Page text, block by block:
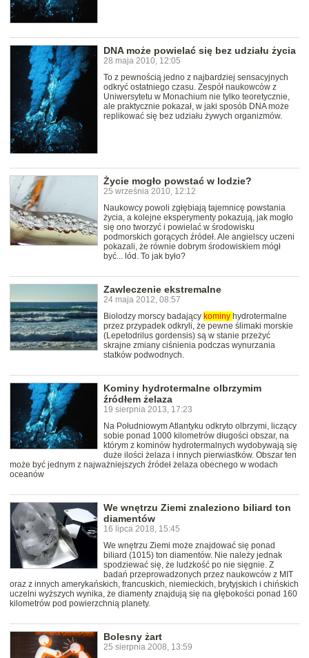
DNA może powielać się bez udziału życia
28 maja 2010, 12:05
To z pewnością jedno z najbardziej sensacyjnych
odkryć ostatniego czasu. Zespół naukowców z
Uniwersytetu w Monachium nie tylko teoretycznie,
ale praktycznie pokazał, w jaki sposób DNA może
replikować się bez udziału żywych organizmów.
Życie mogło powstać w lodzie?
25 września 2010, 12:12
Naukowcy powoli zgłębiają tajemnicę powstania
życia, a kolejne eksperymenty pokazują, jak mogło
się ono tworzyć i powielać w środowisku
podmorskich gorących źródeł. Ale angielscy uczeni
pokazali, że równie dobrym środowiskiem mógł
być... lód. To jak było?
Zawleczenie ekstremalne
24 maja 2012, 08:57
Biolodzy morscy badający kominy hydrotermalne
przez przypadek odkryli, że pewne ślimaki morskie
(Lepetodrilus gordensis) są w stanie przeżyć
skrajne zmiany ciśnienia podczas wynurzania
statków podwodnych.
Kominy hydrotermalne olbrzymim
źródłem żelaza
19 sierpnia 2013, 17:23
Na Południowym Atlantyku odkryto olbrzymi, liczący
sobie ponad 1000 kilometrów długości obszar, na
którym z kominów hydrotermalnych wydobywają się
duże ilości żelaza i innych pierwiastków. Obszar ten
może być jednym z najważniejszych źródeł żelaza obecnego w wodach
oceanów
We wnętrzu Ziemi znaleziono biliard ton
diamentów
16 lipca 2018, 15:45
We wnętrzu Ziemi może znajdować się ponad
biliard (1015) ton diamentów. Nie należy jednak
spodziewać się, że ludzkość po nie sięgnie. Z
badań przeprowadzonych przez naukowców z MIT
oraz z innych amerykańskich, francuskich, niemieckich, brytyjskich i chińskich
uczelni wyższych wynika, że diamenty znajdują się na głębokości ponad 160
kilometrów pod powierzchnią planety.
Bolesny żart
25 sierpnia 2008, 13:59